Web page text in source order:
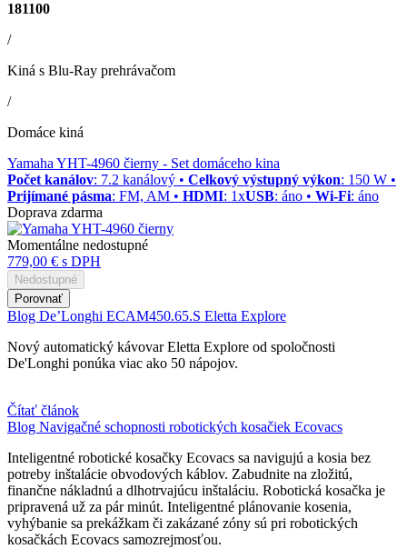
181100
/
Kiná s Blu-Ray prehrávačom
/
Domáce kiná
Yamaha YHT-4960 čierny - Set domáceho kina
Počet kanálov: 7.2 kanálový • Celkový výstupný výkon: 150 W •
Prijímané pásma: FM, AM • HDMI: 1xUSB: áno • Wi-Fi: áno
Doprava zdarma
Momentálne nedostupné
779,00 € s DPH
Nedostupné
Porovnať
Blog De’Longhi ECAM450.65.S Eletta Explore
Nový automatický kávovar Eletta Explore od spoločnosti
De'Longhi ponúka viac ako 50 nápojov.
Čítať článok
Blog Navigačné schopnosti robotických kosačiek Ecovacs
Inteligentné robotické kosačky Ecovacs sa navigujú a kosia bez
potreby inštalácie obvodových káblov. Zabudnite na zložitú,
finančne nákladnú a dlhotrvajúcu inštaláciu. Robotická kosačka je
pripravená už za pár minút. Inteligentné plánovanie kosenia,
vyhýbanie sa prekážkam či zakázané zóny sú pri robotických
kosačkách Ecovacs samozrejmosťou.